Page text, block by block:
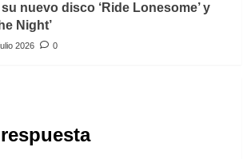
nuevo disco ‘Ride Lonesome’ y
Night’
2026 0